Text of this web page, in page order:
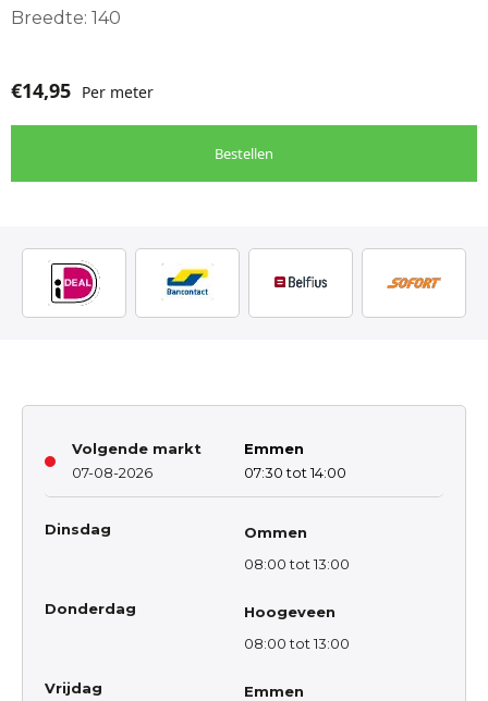
Breedte: 140
€14,95 Per meter
Bestellen
Volgende markt
07-08-2026
Emmen
07:30 tot 14:00
Dinsdag
Ommen
08:00 tot 13:00
Donderdag
Hoogeveen
08:00 tot 13:00
Vrijdag
Emmen